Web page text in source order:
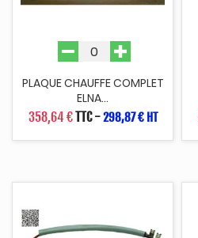
PLAQUE CHAUFFE COMPLET
ELNA...
358,64 €TTC-298,87 € HT